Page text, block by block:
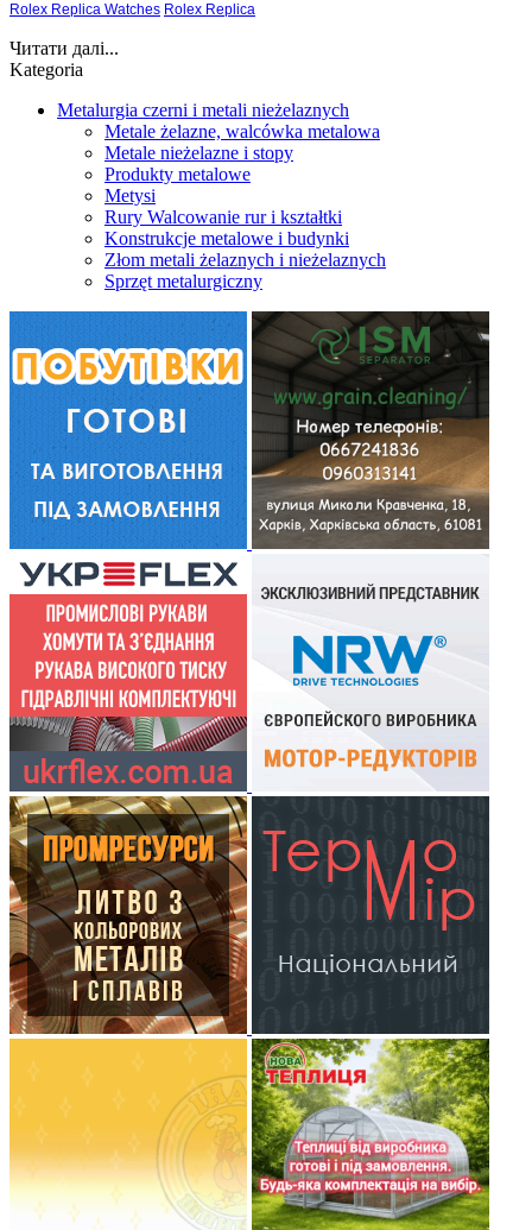
Rolex Replica Watches Rolex Replica
Читати далі...
Kategoria
Metalurgia czerni i metali nieżelaznych
Metale żelazne, walcówka metalowa
Metale nieżelazne i stopy
Produkty metalowe
Metysi
Rury Walcowanie rur i kształtki
Konstrukcje metalowe i budynki
Złom metali żelaznych i nieżelaznych
Sprzęt metalurgiczny